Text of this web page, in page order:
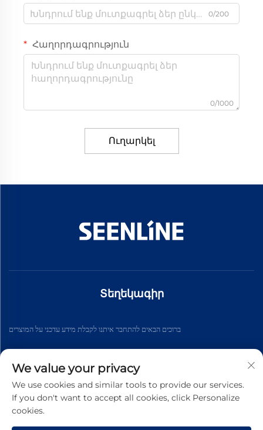
0/200
Հաղորդագրություն
0/1000
Ուղարկել
Տեղեկագիր
ברוכים הבאים להתחבר איתנו לקבלת מידע עדכני על המוצרים
© 2026 թ. Չինաստանի Սինլան Էլեկտրիկ ընկերություն։ Բոլոր
We value your privacy
We use cookies and similar tools to provide our services.
If you don't want to accept all cookies, click Personalize
cookies.